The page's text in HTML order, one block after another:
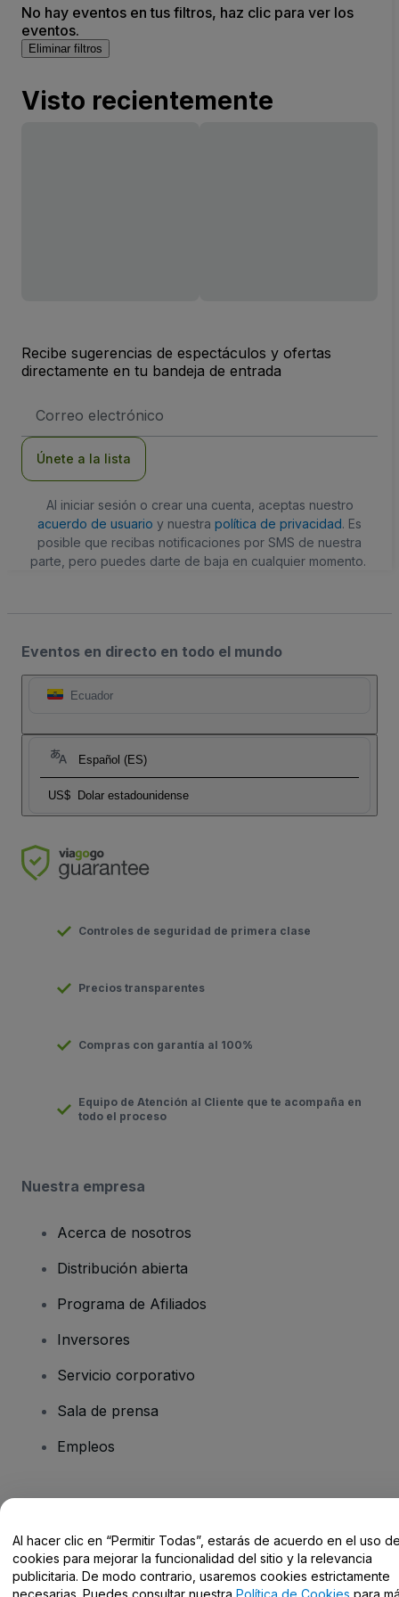
No hay eventos en tus filtros, haz clic para ver los
eventos.
Eliminar filtros
Visto recientemente
Recibe sugerencias de espectáculos y ofertas
directamente en tu bandeja de entrada
de
Únete a la lista
Al iniciar sesión o crear una cuenta, aceptas nuestro
acuerdo de usuario y nuestra política de privacidad. Es
posible que recibas notificaciones por SMS de nuestra
parte, pero puedes darte de baja en cualquier momento.
Eventos en directo en todo el mundo
Ecuador
Español (ES)
US$ Dolar estadounidense
Controles de seguridad de primera clase
Precios transparentes
Compras con garantía al 100%
Equipo de Atención al Cliente que te acompaña en
todo el proceso
Nuestra empresa
Acerca de nosotros
Distribución abierta
Programa de Afiliados
Inversores
Servicio corporativo
Sala de prensa
Empleos
Centro de Ayuda / Contacto
Al hacer clic en “Permitir Todas”, estarás de acuerdo en el uso
cookies para mejorar la funcionalidad del sitio y la relevancia
publicitaria. De modo contrario, usaremos cookies estrictamente
necesarias. Puedes consultar nuestra Política de Cookies para